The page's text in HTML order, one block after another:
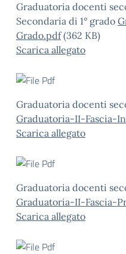
Graduatoria docenti
Secondaria di 1° grado
Grado.pdf(362 KB)
Scarica allegato
Graduatoria docenti
Graduatoria-II-Fascia-
Scarica allegato
Graduatoria docenti
Graduatoria-II-Fascia-
Scarica allegato